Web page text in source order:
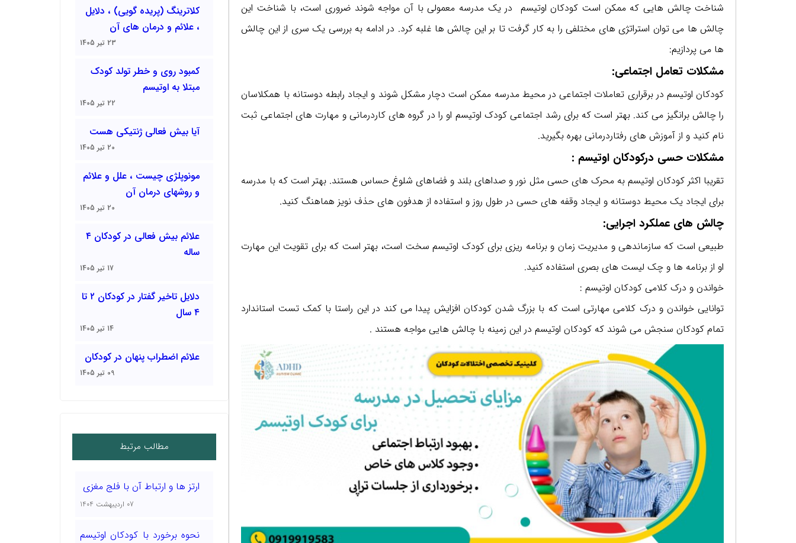
شناخت چالش هایی که ممکن است کودکان اوتیسم در یک مدرسه معمولی با آن مواجه شوند ضروری است، با شناخت این
چالش ها می توان استراتژی های مختلفی را به کار گرفت تا بر این چالش ها غلبه کرد. در ادامه به بررسی یک سری از این چالش
ها می پردازیم:
مشکلات تعامل اجتماعی:
کودکان اوتیسم در برقراری تعاملات اجتماعی در محیط مدرسه ممکن است دچار مشکل شوند و ایجاد رابطه دوستانه با همکلاسان
را چالش برانگیز می کند. بهتر است که برای رشد اجتماعی کودک اوتیسم او را در گروه های کاردرمانی و مهارت های اجتماعی ثبت
نام کنید و از آموزش های رفتاردرمانی بهره بگیرید.
مشکلات حسی درکودکان اوتیسم :
تقریبا اکثر کودکان اوتیسم به محرک های حسی مثل نور و صداهای بلند و فضاهای شلوغ حساس هستند. بهتر است که با مدرسه
برای ایجاد یک محیط دوستانه و ایجاد وقفه های حسی در طول روز و استفاده از هدفون های حذف نویز هماهنگ کنید.
چالش های عملکرد اجرایی:
طبیعی است که سازماندهی و مدیریت زمان و برنامه ریزی برای کودک اوتیسم سخت است، بهتر است که برای تقویت این مهارت
او از برنامه ها و چک لیست های بصری استفاده کنید.
خواندن و درک کلامی کودکان اوتیسم :
توانایی خواندن و درک کلامی مهارتی است که با بزرگ شدن کودکان افزایش پیدا می کند در این راستا با کمک تست استاندارد
تمام کودکان سنجش می شوند که کودکان اوتیسم در این زمینه با چالش هایی مواجه هستند .
کلاترینگ (پریده گویی) ، دلایل
، علائم و درمان های آن
23 تیر 1405
کمبود روی و خطر تولد کودک
مبتلا به اوتیسم
22 تیر 1405
آیا بیش فعالی ژنتیکی هست
20 تیر 1405
مونوپلژی چیست ، علل و علائم
و روشهای درمان آن
20 تیر 1405
علائم بیش فعالی در کودکان ۴
ساله
17 تیر 1405
دلایل تاخیر گفتار در کودکان ۲ تا
۴ سال
14 تیر 1405
علائم اضطراب پنهان در کودکان
09 تیر 1405
مطالب مرتبط
ارتز ها و ارتباط آن با فلج مغزی
07 اردیبهشت 1404
نحوه برخورد با کودکان اوتیسم